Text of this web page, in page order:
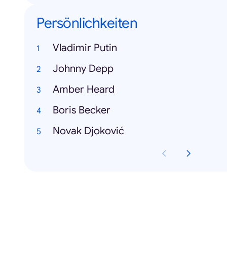
Persönlichkeiten
Vladimir Putin
Johnny Depp
Amber Heard
Boris Becker
Novak Djoković